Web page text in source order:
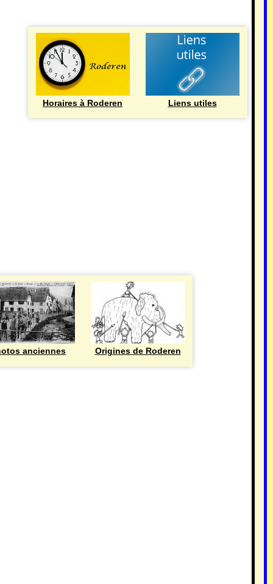
Horaires à Roderen Liens utiles
anciennes Origines de Roderen